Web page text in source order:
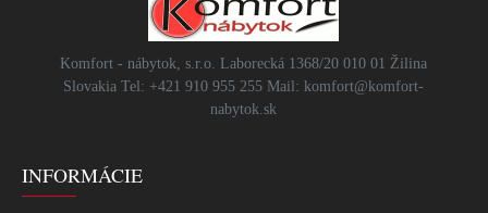
Komfort - nábytok, s.r.o. Laborecká 1368/20 010 01 Žilina
Slovakia Tel: +421 910 955 255 Mail: komfort@komfort-
nabytok.sk
INFORMÁCIE